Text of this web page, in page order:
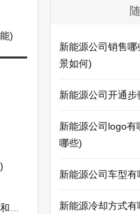
)
)
新能源公司销售
景如何)
新能源公司开通步
新能源公司logo
哪些)
新能源公司车型
新能源冷却方式